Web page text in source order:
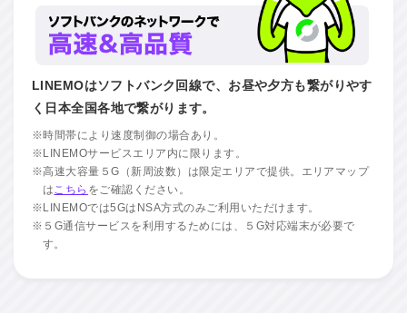
LINEMOはソフトバンク回線で、お昼や夕方も繋がりやす
く日本全国各地で繋がります。
※時間帯により速度制御の場合あり。
※LINEMOサービスエリア内に限ります。
※高速大容量５G（新周波数）は限定エリアで提供。エリアマップ
はこちら をご確認ください。
※LINEMOでは5GはNSA方式のみご利用いただけます。
※５G通信サービスを利用するためには、５G対応端末が必要で
す。